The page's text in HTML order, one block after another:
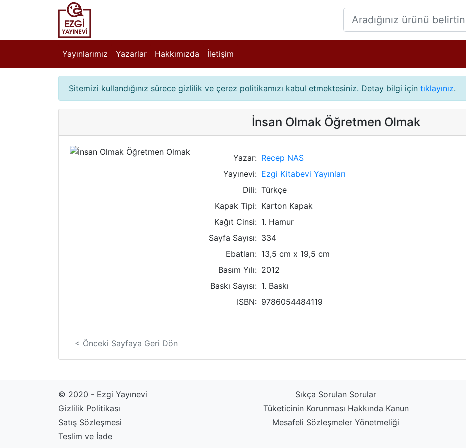
Yayınlarımız Yazarlar Hakkımızda İletişim
Sitemizi kullandığınız sürece gizlilik ve çerez politikamızı kabul etmektesiniz. Detay bilgi için tıklayınız.
İnsan Olmak Öğretmen Olmak
Yazar: Recep NAS
Yayınevi: Ezgi Kitabevi Yayınları
Dili: Türkçe
Kapak Tipi: Karton Kapak
Kağıt Cinsi: 1. Hamur
Sayfa Sayısı: 334
Ebatları: 13,5 cm x 19,5 cm
Basım Yılı: 2012
Baskı Sayısı: 1. Baskı
ISBN: 9786054484119
< Önceki Sayfaya Geri Dön
© 2020 - Ezgi Yayınevi
Gizlilik Politikası
Satış Sözleşmesi
Teslim ve İade
Sıkça Sorulan Sorular
Tüketicinin Korunması Hakkında Kanun
Mesafeli Sözleşmeler Yönetmeliği